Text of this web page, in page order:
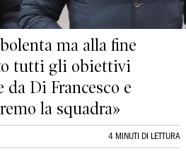
ma alla fine
tutti gli obiettivi
Di Francesco e
la squadra»
4 MINUTI DI LETTURA